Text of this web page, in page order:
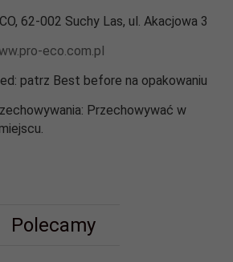
62-002 Suchy Las, ul. Akacjowa 3
eco.com.pl
patrz Best before na opakowaniu
Przechowywać w
Polecamy